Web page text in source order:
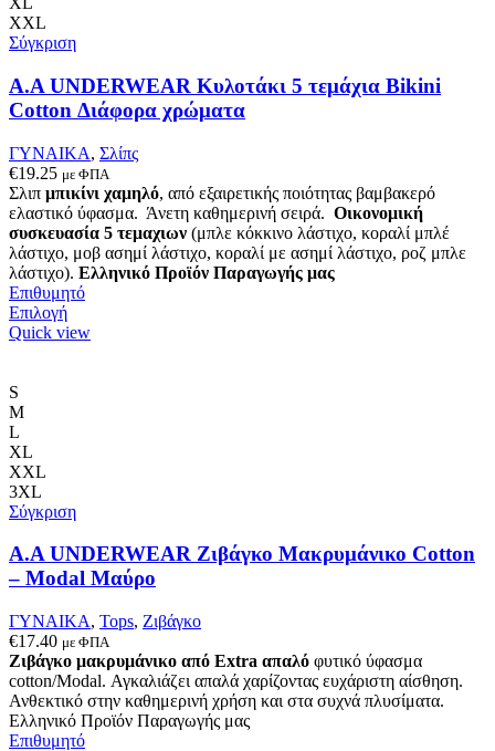
μπορούν
επιλεγούν
στη
σελίδα
προϊόντος
XXL
Σύγκριση
A.A UNDERWEAR Κυλοτάκι 5 τεμάχια Bikini
Cotton Διάφορα χρώματα
ΓΥΝΑΙΚΑ, Σλίπς
€19.25 με ΦΠΑ
Σλιπ μπικίνι χαμηλό, από εξαιρετικής ποιότητας βαμβακερό
ελαστικό ύφασμα. Άνετη καθημερινή σειρά. Οικονομική
συσκευασία 5 τεμαχιων (μπλε κόκκινο λάστιχο, κοραλί μπλέ
λάστιχο, μοβ ασημί λάστιχο, κοραλί με ασημί λάστιχο, ροζ μπλε
λάστιχο). Ελληνικό Προϊόν Παραγωγής μας
Επιθυμητό
ΕπιλογήΑυτό
το
επιλεγούν
σελίδα
του
προϊόντος
Quick view
S
M
L
XL
XXL
3XL
Σύγκριση
Α.A UNDERWEAR Ζιβάγκο Μακρυμάνικο Cotton
– Modal Μαύρο
ΓΥΝΑΙΚΑ, Tops, Ζιβάγκο
€17.40 με ΦΠΑ
Ζιβάγκο μακρυμάνικο από Extra απαλό φυτικό ύφασμα
cotton/Modal. Αγκαλιάζει απαλά χαρίζοντας ευχάριστη αίσθηση.
Ανθεκτικό στην καθημερινή χρήση και στα συχνά πλυσίματα.
Ελληνικό Προϊόν Παραγωγής μας
Επιθυμητό